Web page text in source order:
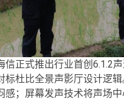
信正式推出行业首创6.1.2
标杜比全景声影厅设计逻
感；屏幕发声技术将声场